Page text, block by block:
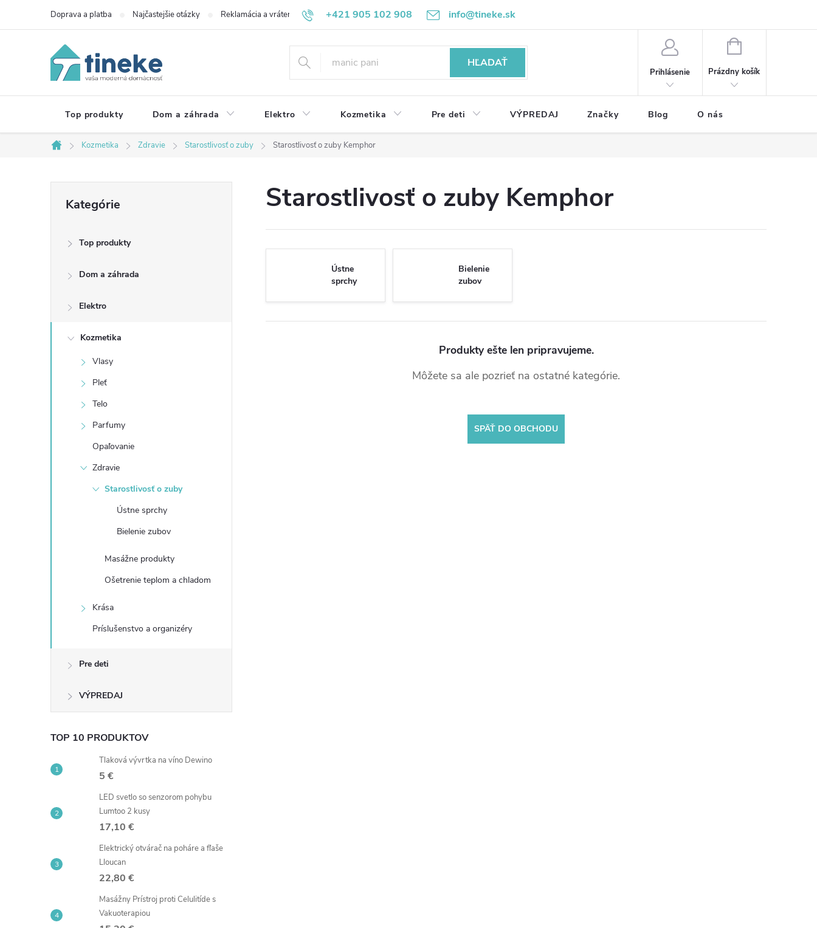
+421 905 102 908 info@tineke.sk
Doprava a platba Najčastejšie otázky Reklamácia a vrátenie Obchodné podmienky Ochrana osobných údajov
HĽADAŤ
Prihlásenie
NÁKUPNÝ
Prázdny košík
Top produkty Dom a záhrada Elektro Kozmetika Pre deti VÝPREDAJ Značky Blog O nás
Domov
Kozmetika Zdravie Starostlivosť o zuby Starostlivosť o zuby Kemphor
ý
kategórie
Kategórie
Top produkty
Dom a záhrada
Elektro
Kozmetika
Vlasy
Pleť
Telo
Parfumy
Opaľovanie
Zdravie
Starostlivosť o zuby
Ústne sprchy
Bielenie zubov
Masážne produkty
Ošetrenie teplom a chladom
Krása
Príslušenstvo a organizéry
Pre deti
VÝPREDAJ
TOP 10 PRODUKTOV
Tlaková vývrtka na víno Dewino
5 €
LED svetlo so senzorom pohybu
Lumtoo 2 kusy
17,10 €
Elektrický otvárač na poháre a fľaše
Lloucan
22,80 €
Masážny Prístroj proti Celulitíde s
Vakuoterapiou
Starostlivosť o zuby Kemphor
Ústne
sprchy
Bielenie
zubov
Produkty ešte len pripravujeme.
Môžete sa ale pozrieť na ostatné kategórie.
SPÄŤ DO OBCHODU